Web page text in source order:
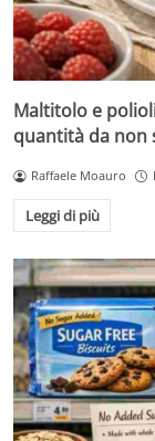
Maltitolo e
quantità da non
Raffaele Moauro
Leggi di più